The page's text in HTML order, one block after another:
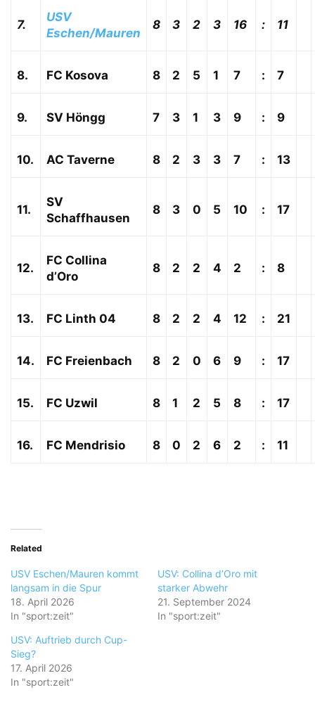
7.
USV
Eschen/Mauren
8 3 2 3 16 : 11
8. FC Kosova 8 2 5 1 7 : 7
9. SV Höngg 7 3 1 3 9 : 9
10. AC Taverne 8 2 3 3 7 : 13
11.
SV
Schaffhausen
8 3 0 5 10 : 17
12.
FC Collina
d’Oro
8 2 2 4 2 : 8
13. FC Linth 04 8 2 2 4 12 : 21
14. FC Freienbach 8 2 0 6 9 : 17
15. FC Uzwil 8 1 2 5 8 : 17
16. FC Mendrisio 8 0 2 6 2 : 11
Related
USV Eschen/Mauren kommt
langsam in die Spur
18. April 2026
In "sport:zeit"
USV: Collina d’Oro mit
starker Abwehr
21. September 2024
In "sport:zeit"
USV: Auftrieb durch Cup-
Sieg?
17. April 2026
In "sport:zeit"